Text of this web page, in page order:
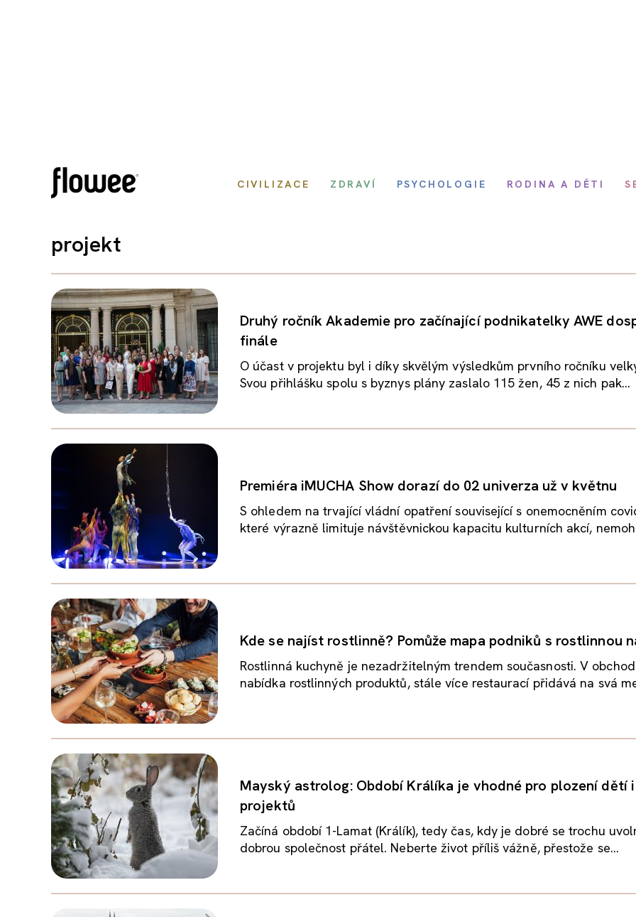
CIVILIZACE ZDRAVÍ PSYCHOLOGIE RODINA A DĚTI
projekt
Druhý ročník Akademie pro začínající podnikatelky AWE
finále
O účast v projektu byl i díky skvělým výsledkům prvního ročníku
Svou přihlášku spolu s byznys plány zaslalo 115 žen, 45 z nich pak...
Premiéra iMUCHA Show dorazí do 02 univerza už v květnu
S ohledem na trvající vládní opatření související s onemocněním
které výrazně limituje návštěvnickou kapacitu kulturních akcí,
Kde se najíst rostlinně? Pomůže mapa podniků s rostlinnou
Rostlinná kuchyně je nezadržitelným trendem současnosti. V
nabídka rostlinných produktů, stále více restaurací přidává na svá
Mayský astrolog: Období Králíka je vhodné pro plození dětí
projektů
Začíná období 1-Lamat (Králík), tedy čas, kdy je dobré se trochu
dobrou společnost přátel. Neberte život příliš vážně, přestože se...